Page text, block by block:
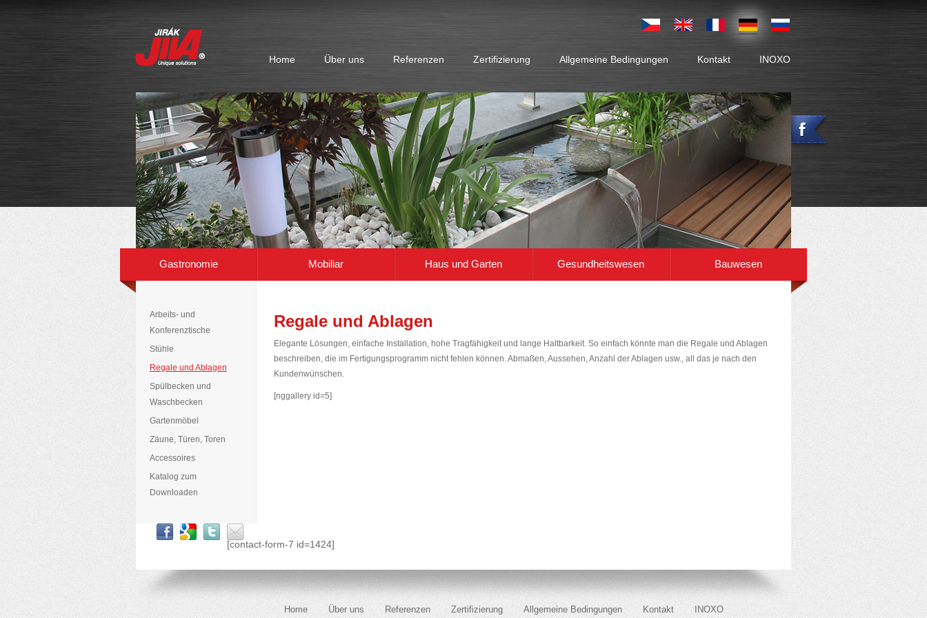
Home Über uns Referenzen Zertifizierung Allgemeine Bedingungen Kontakt INOXO
Gastronomie Mobiliar Haus und Garten Gesundheitswesen Bauwesen
nicht fehlen können. Abmaßen, Aussehen, Anzahl der Ablagen usw., all das je nach den Kundenwünschen. [nggallery id=5]
Regale und Ablagen
Elegante Lösungen, einfache Installation, hohe Tragfähigkeit und lange Haltbarkeit. So einfach könnte man die Regale und Ablagen
beschreiben, die im Fertigungsprogramm nicht fehlen können. Abmaßen, Aussehen, Anzahl der Ablagen usw., all das je nach den
Kundenwünschen.
[nggallery id=5]
Arbeits- und
Konferenztische
Stühle
Regale und Ablagen
Spülbecken und
Waschbecken
Gartenmöbel
Zäune, Türen, Toren
Accessoires
Katalog zum
Downloaden
[contact-form-7 id=1424]
Home Über uns Referenzen Zertifizierung Allgemeine Bedingungen Kontakt INOXO